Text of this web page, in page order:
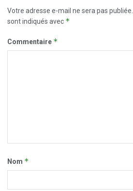
Votre adresse e-mail ne sera pas publiée.
sont indiqués avec *
Commentaire *
Nom *